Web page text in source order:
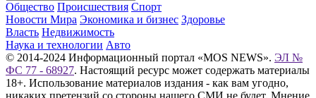
Общество Происшествия Спорт
Новости Мира Экономика и бизнес Здоровье
Власть Недвижимость
Наука и технологии Авто
© 2014-2024 Информационный портал «MOS NEWS». ЭЛ №
ФС 77 - 68927. Настоящий ресурс может содержать материалы
18+. Использование материалов издания - как вам угодно,